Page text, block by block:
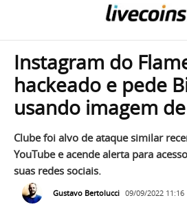
Instagram do
hackeado e pede
usando imagem
Clube foi alvo de ataque similar
YouTube e acende alerta para
suas redes sociais.
Gustavo Bertolucci 09/09/2022 11:16